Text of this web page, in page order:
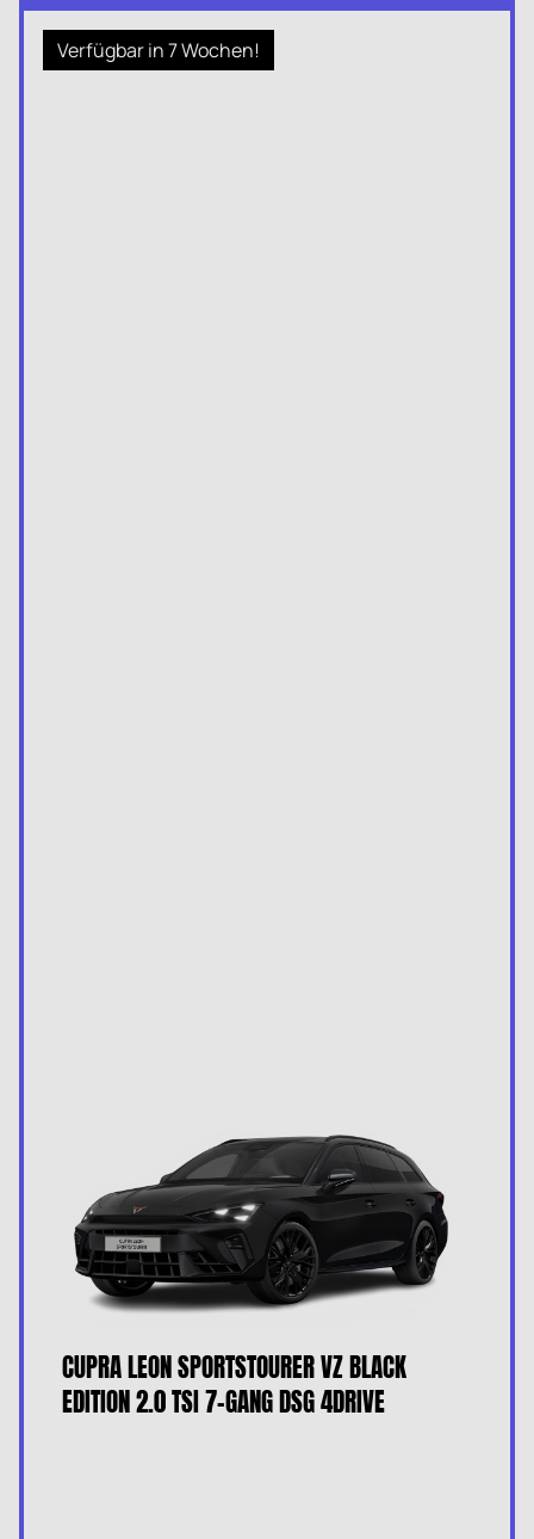
Verfügbar in 7 Wochen!
CUPRA LEON SPORTSTOURER VZ BLACK
EDITION 2.0 TSI 7-GANG DSG 4DRIVE